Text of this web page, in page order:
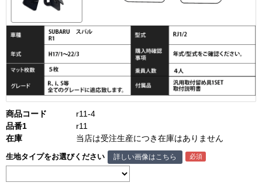
商品コード
r11-4
品番1
r11
在庫
当店は受注生産につき在庫はありません
生地タイプをお選びください 詳しい画像はこちら